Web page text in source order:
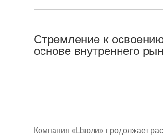
Стремление к
основе внутреннего
Компания «Цзюли» продолжает